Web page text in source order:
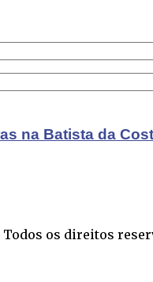
na Batista da
Todos os direitos